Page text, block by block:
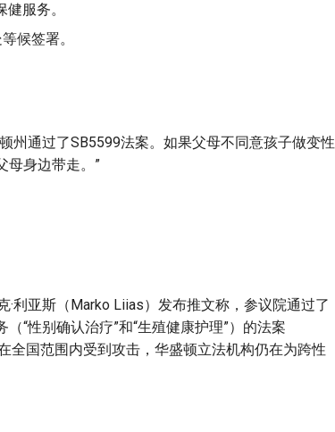
服务。
候签署。
州通过了SB5599法案。如果父母不同意孩子做变性
母身边带走。”
利亚斯（Marko Liias）发布推文称，参议院通过了
“性别确认治疗”和“生殖健康护理”）的法案
全国范围内受到攻击，华盛顿立法机构仍在为跨性